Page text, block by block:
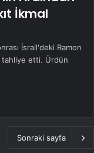
İkmal
İsrail'deki Ramon
tahliye etti. Ürdün
Sonraki sayfa